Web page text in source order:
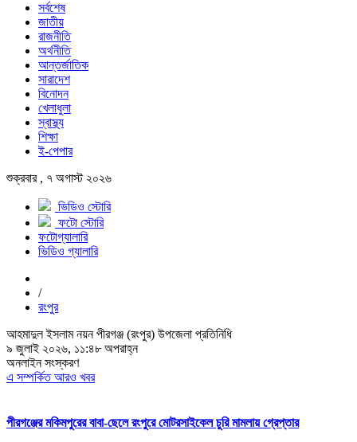
সর্বশেষ
জাতীয়
রাজনীতি
অর্থনীতি
আন্তর্জাতিক
সারাদেশ
বিনোদন
খেলাধুলা
স্বাস্থ্য
শিক্ষা
ই-পেপার
শুক্রবার , ৭ অগাস্ট ২০২৬
ভিডিও স্টোরি
ফটো স্টোরি
ফটোগ্যালারি
ভিডিও গ্যালারি
/
রংপুর
আহমাদুল ইসলাম নয়ন পীরগঞ্জ (রংপুর) উপজেলা প্রতিনিধি
৯ জুলাই ২০২৬, ১১:৪৮ অপরাহ্ন
অনলাইন সংস্করণ
এ সম্পর্কিত আরও খবর
পীরগঞ্জের মকিমপুরের বাবা-ছেলে রংপুরে মোটরসাইকেল চুরি মামলায় গ্রেপ্তার